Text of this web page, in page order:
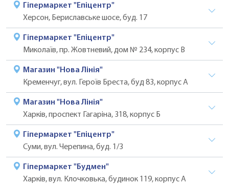
Гіпермаркет "Епіцентр"
Херсон, Бериславське шосе, буд. 17
Гіпермаркет "Епіцентр"
Миколаїв, пр. Жовтневий, дом № 234, корпус В
Магазин "Нова Лінія"
Кременчуг, вул. Героїв Бреста, буд 83, корпус А
Магазин "Нова Лінія"
Харків, проспект Гагаріна, 318, корпус Б
Гіпермаркет "Епіцентр"
Суми, вул. Черепина, буд. 1/3
Гіпермаркет "Будмен"
Харків, вул. Клочковька, будинок 119, корпус А